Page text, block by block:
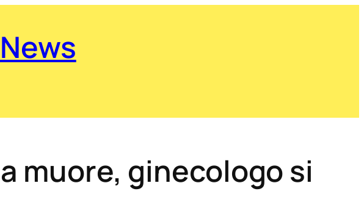
muore, ginecologo si